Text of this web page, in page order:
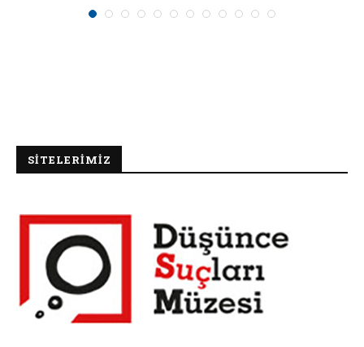
SİTELERİMİZ